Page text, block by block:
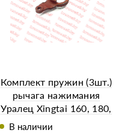
Комплект пружин (3шт.)
рычага нажимания
Уралец Xingtai 160, 180,
В наличии